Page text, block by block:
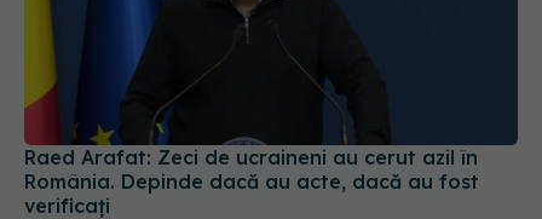
Raed Arafat: Zeci de ucraineni au cerut azil în
România. Depinde dacă au acte, dacă au fost
verificați